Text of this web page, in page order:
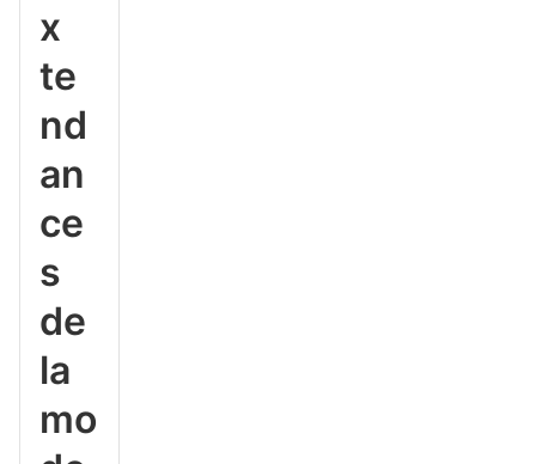
x
te
nd
an
ce
s
de
la
mo